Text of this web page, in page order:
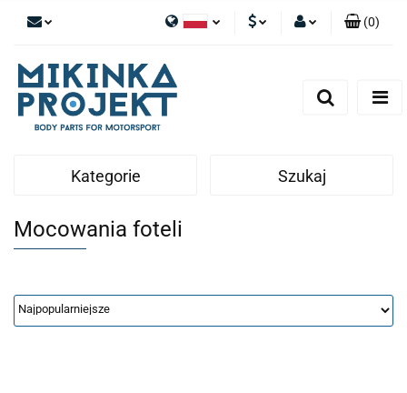
Polski
English
(0)
Kategorie Szukaj
Mocowania foteli